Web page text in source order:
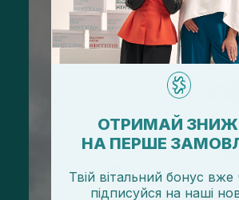
ОТРИМАЙ
НА ПЕРШЕ
Твій вітальний бонус
підписуйся на наші